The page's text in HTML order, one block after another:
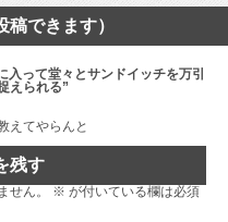
稿できます）
って堂々とサンドイッチを万引
えられる”
えてやらんと
残す
せん。 ※ が付いている欄は必須